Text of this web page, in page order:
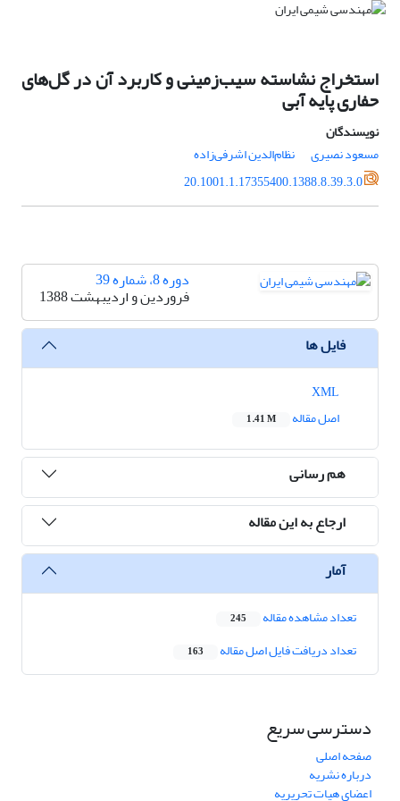
استخراج نشاسته سیب‌زمینی و کاربرد آن در گل‌های
حفاری پایه آبی
نویسندگان
مسعود نصیری
نظام‌الدین اشرفی‌زاده
20.1001.1.17355400.1388.8.39.3.0
دوره 8، شماره 39
فروردین و اردیبهشت 1388
فایل ها
اصل مقاله
1.41 M
هم رسانی
ارجاع به این مقاله
آمار
تعداد مشاهده مقاله 245
تعداد دریافت فایل اصل مقاله 163
دسترسی سریع
صفحه اصلی
درباره نشریه
اعضای هیات تحریریه